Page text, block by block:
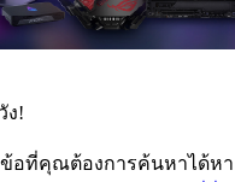
ง!
อที่คุณต้องการค้นหาได้ห